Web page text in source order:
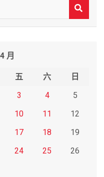
月
五 六
日
3 4
5
10 11
12
17 18
19
24 25
26